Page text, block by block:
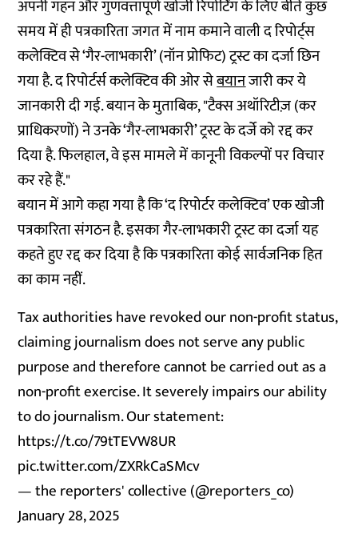
अपनी गहन और गुणवत्तापूर्ण खोजी रिपोर्टिंग के लिए बीते कुछ
समय में ही पत्रकारिता जगत में नाम कमाने वाली द रिपोर्ट्स
कलेक्टिव से ‘गैर-लाभकारी’ (नॉन प्रोफिट) ट्रस्ट का दर्जा छिन
गया है. द रिपोर्टर्स कलेक्टिव की ओर सेबयानजारी कर ये
जानकारी दी गई. बयान के मुताबिक, "टैक्स अथॉरिटीज़ (कर
प्राधिकरणों) ने उनके ‘गैर-लाभकारी’ ट्रस्ट के दर्जे को रद्द कर
दिया है. फिलहाल, वे इस मामले में कानूनी विकल्पों पर विचार
कर रहे हैं."
बयान में आगे कहा गया है कि ‘द रिपोर्टर कलेक्टिव’ एक खोजी
पत्रकारिता संगठन है. इसका गैर-लाभकारी ट्रस्ट का दर्जा यह
कहते हुए रद्द कर दिया है कि पत्रकारिता कोई सार्वजनिक हित
का काम नहीं.
Tax authorities have revoked our non-profit status,
claiming journalism does not serve any public
purpose and therefore cannot be carried out as a
non-profit exercise. It severely impairs our ability
to do journalism. Our statement:
https://t.co/79tTEVW8UR
pic.twitter.com/ZXRkCaSMcv
— the reporters' collective (@reporters_co)
January 28, 2025